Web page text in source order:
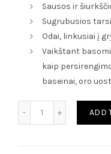
Sausos ir
Sugrubusios
Odai, linkusiai į
Vaikštant
kaip
baseinai, oro
ADD